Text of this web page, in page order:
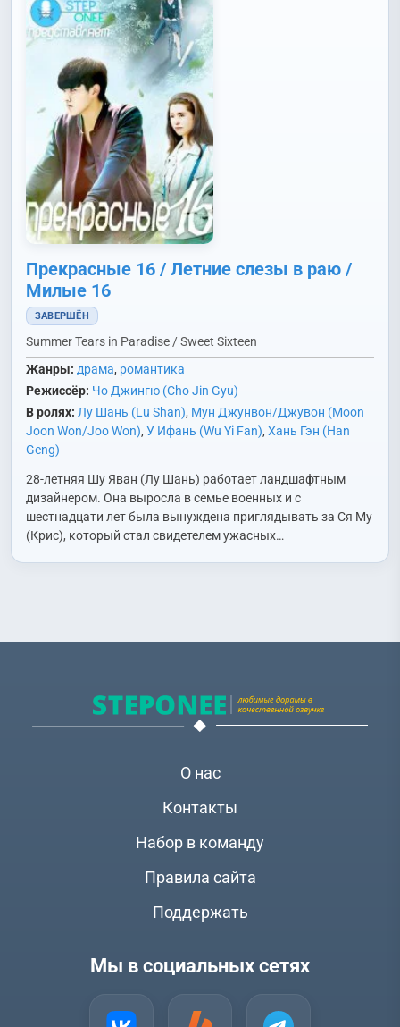
Прекрасные 16 / Летние слезы в раю /
Милые 16
ЗАВЕРШЁН
Summer Tears in Paradise / Sweet Sixteen
Жанры: драма, романтика
Режиссёр: Чо Джингю (Cho Jin Gyu)
В ролях: Лу Шань (Lu Shan), Мун Джунвон/Джувон (Moon
Joon Won/Joo Won), У Ифань (Wu Yi Fan), Хань Гэн (Han
Geng)
28-летняя Шу Яван (Лу Шань) работает ландшафтным
дизайнером. Она выросла в семье военных и с
шестнадцати лет была вынуждена приглядывать за Ся Му
(Крис), который стал свидетелем ужасных…
О нас
Контакты
Набор в команду
Правила сайта
Поддержать
Мы в социальных сетях